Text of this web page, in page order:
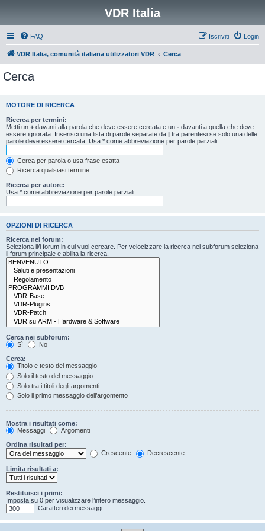
VDR Italia
FAQ Login
Iscriviti
VDR Italia, comunità italiana utilizzatori VDR Cerca
Cerca
MOTORE DI RICERCA
Ricerca per termini:
Metti un + davanti alla parola che deve essere cercata e un - davanti a quella che deve
essere ignorata. Inserisci una lista di parole separate da | tra parentesi se solo una delle
parole deve essere cercata. Usa * come abbreviazione per parole parziali.
Cerca per parola o usa frase esatta
Ricerca qualsiasi termine
Ricerca per autore:
Usa * come abbreviazione per parole parziali.
OPZIONI DI RICERCA
Ricerca nei forum:
Seleziona il/i forum in cui vuoi cercare. Per velocizzare la ricerca nei subforum seleziona
il forum principale e abilita la ricerca.
Cerca nei subforum:
Sì
No
Cerca:
Titolo e testo del messaggio
Solo il testo del messaggio
Solo tra i titoli degli argomenti
Solo il primo messaggio dell’argomento
Mostra i risultati come:
Messaggi
Argomenti
Ordina risultati per:
Crescente
Decrescente
Limita risultati a:
Restituisci i primi:
Imposta su 0 per visualizzare l’intero messaggio.
Caratteri dei messaggi